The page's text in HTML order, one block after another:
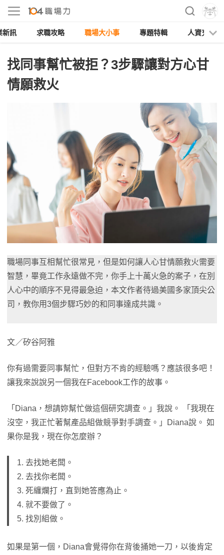
新訊 求職攻略 職場大小事 專題特輯 人資充電
找同事幫忙被拒？3步驟讓對方心甘
情願救火
職場同事互相幫忙很常見，但是如何讓人心甘情願救火需要
智慧，畢竟工作永遠做不完，你手上十萬火急的案子，在別
人心中的順序不見得最急迫，本文作者待過美國多家頂尖公
司，教你用3個步驟巧妙的和同事達成共識。
文／矽谷阿雅
你有過需要同事幫忙，但對方不肯的經驗嗎？應該很多吧！
讓我來說說另一個我在Facebook工作的故事。
「Diana，想請妳幫忙做這個研究調查。」我說。 「我現在
沒空，我正忙著幫產品組做競爭對手調查。」Diana說。 如
果你是我，現在你怎麼辦？
1. 去找她老闆。
2. 去找你老闆。
3. 死纏爛打，直到她答應為止。
4. 就不要做了。
5. 找別組做。
如果是第一個，Diana會覺得你在背後捅她一刀，以後肯定